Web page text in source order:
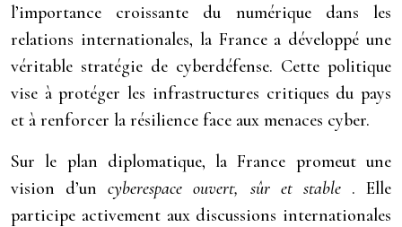
l’importance croissante du numérique dans les
relations internationales, la France a développé une
véritable stratégie de cyberdéfense. Cette politique
vise à protéger les infrastructures critiques du pays
et à renforcer la résilience face aux menaces cyber.
Sur le plan diplomatique, la France promeut une
vision d’uncyberespace ouvert, sûr et stable . Elle
participe activement aux discussions internationales